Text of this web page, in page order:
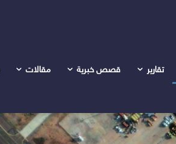
تقارير قصص خبرية مقالات